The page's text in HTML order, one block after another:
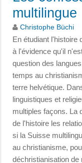
multilingue
Christophe Büchi
En étudiant l'histoire
à l'évidence qu'il
question des
temps au
terre helvétique.
linguistiques et
multiples façons. La
de l'histoire les
si la Suisse
au christianisme,
déchristianisation